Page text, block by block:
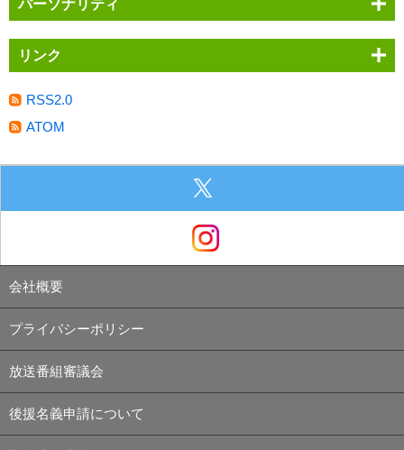
パーソナリティ
リンク
RSS2.0
ATOM
会社概要
プライバシーポリシー
放送番組審議会
後援名義申請について